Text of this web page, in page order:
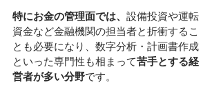
特にお金の管理面では、 設備投資や運転
資金など金融機関の担当者と折衝するこ
とも必要になり、数字分析・計画書作成
といった専門性も相まって苦手とする経
営者が多い分野です。